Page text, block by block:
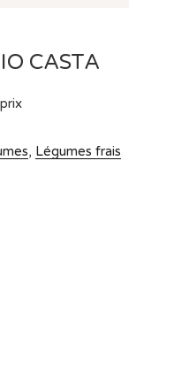
CASTA
, Légumes frais